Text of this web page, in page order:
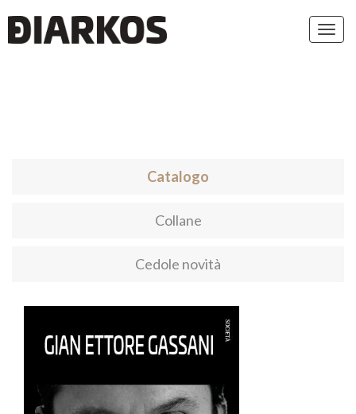
Catalogo
Collane
Cedole novità